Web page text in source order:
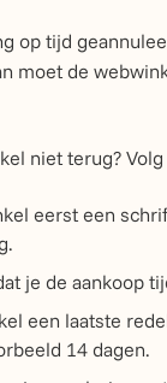
op tijd
moet de
niet terug?
eerst een
je de aankoop
een laatste
14 dagen.